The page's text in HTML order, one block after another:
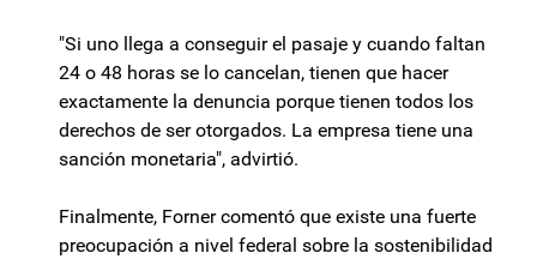
"Si uno llega a conseguir el pasaje y cuando faltan
24 o 48 horas se lo cancelan, tienen que hacer
exactamente la denuncia porque tienen todos los
derechos de ser otorgados. La empresa tiene una
sanción monetaria", advirtió.
Finalmente, Forner comentó que existe una fuerte
preocupación a nivel federal sobre la sostenibilidad